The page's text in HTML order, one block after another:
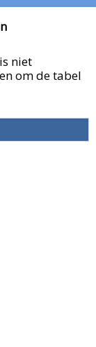
is niet
om de tabel